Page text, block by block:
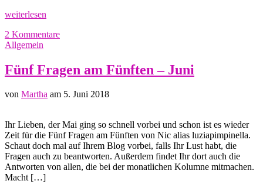
weiterlesen
2 Kommentare
Allgemein
Fünf Fragen am Fünften – Juni
von Martha am 5. Juni 2018
Ihr Lieben, der Mai ging so schnell vorbei und schon ist es wieder
Zeit für die Fünf Fragen am Fünften von Nic alias luziapimpinella.
Schaut doch mal auf Ihrem Blog vorbei, falls Ihr Lust habt, die
Fragen auch zu beantworten. Außerdem findet Ihr dort auch die
Antworten von allen, die bei der monatlichen Kolumne mitmachen.
Macht […]